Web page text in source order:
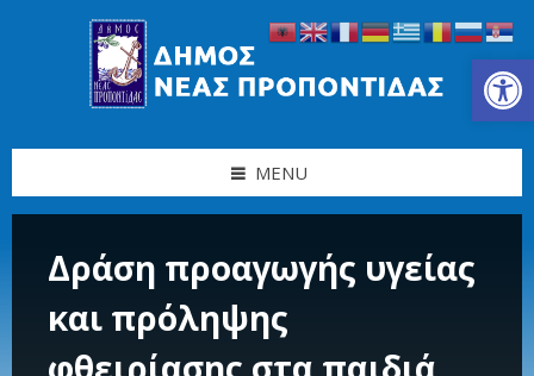
Ανοίξτε τη γραμμή εργαλείων
MENU
Δράση προαγωγής υγείας
και πρόληψης